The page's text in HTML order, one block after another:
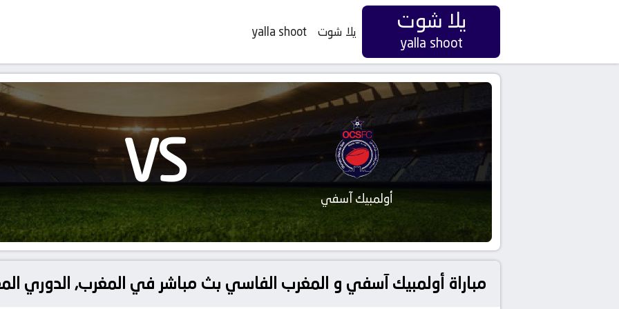
يلا شوت
yalla shoot
يلا شوت yalla shoot
أولمبيك آسفي VS
مباراة أولمبيك آسفي و المغرب الفاسي بث مباشر في المغرب, الدوري